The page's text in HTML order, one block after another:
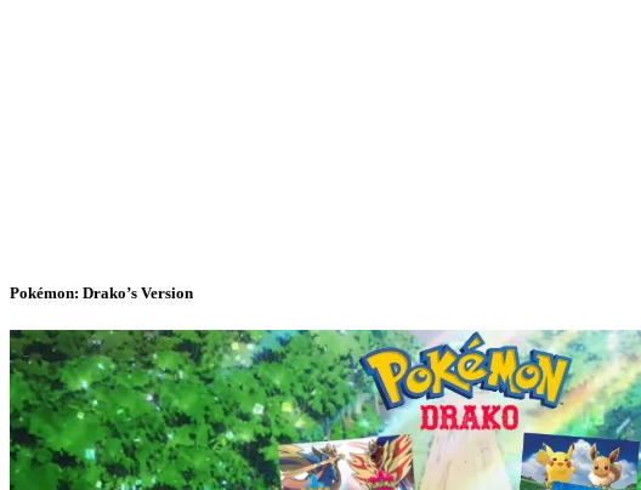
Pokémon: Drako’s Version